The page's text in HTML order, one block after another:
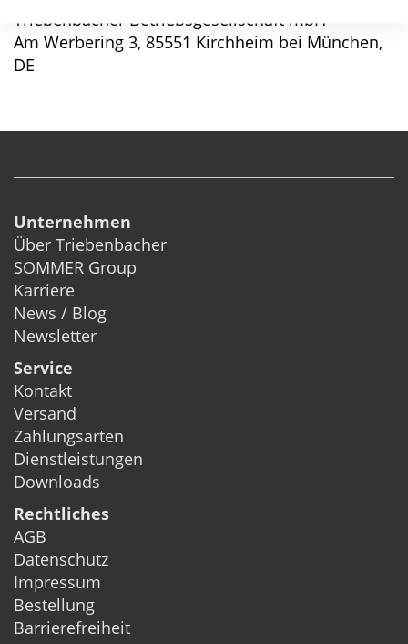
Triebenbacher Betriebsgesellschaft mbH
Am Werbering 3, 85551 Kirchheim bei München,
DE
Unternehmen
Über Triebenbacher
SOMMER Group
Karriere
News / Blog
Newsletter
Service
Kontakt
Versand
Zahlungsarten
Dienstleistungen
Downloads
Rechtliches
AGB
Datenschutz
Impressum
Bestellung
Barrierefreiheit